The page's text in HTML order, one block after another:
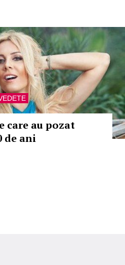
care au pozat
de ani